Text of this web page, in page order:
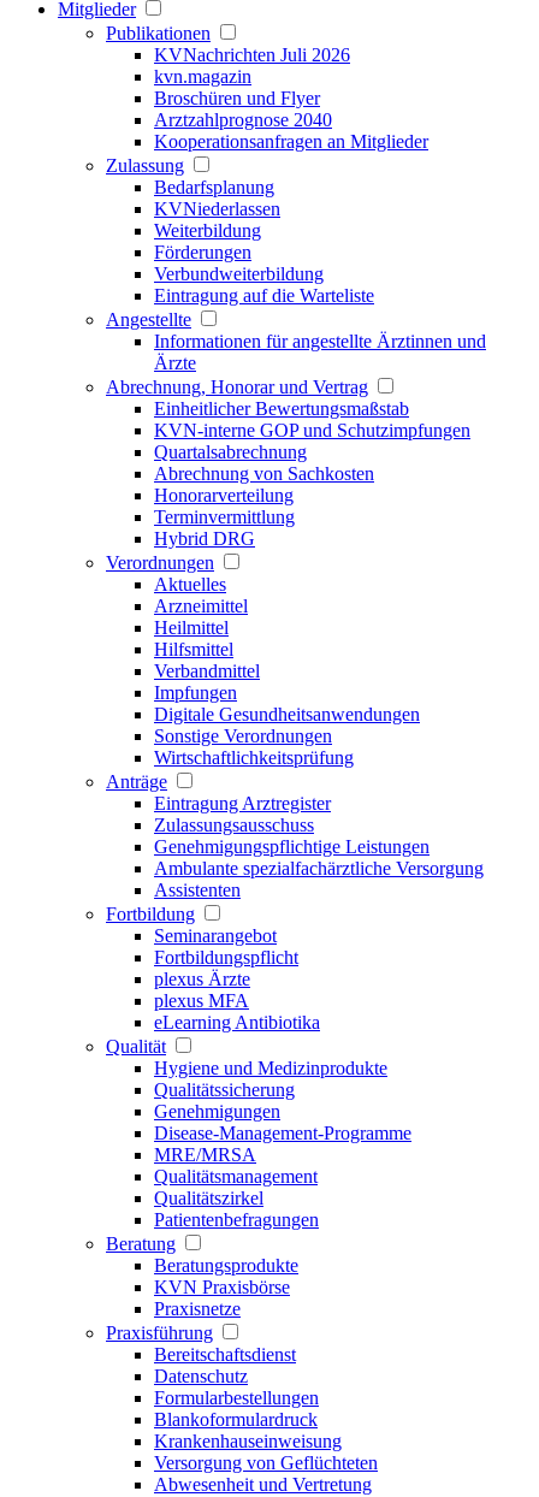
Mitglieder
Publikationen
KVNachrichten Juli 2026
kvn.magazin
Broschüren und Flyer
Arztzahlprognose 2040
Kooperationsanfragen an Mitglieder
Zulassung
Bedarfsplanung
KVNiederlassen
Weiterbildung
Förderungen
Verbundweiterbildung
Eintragung auf die Warteliste
Angestellte
Informationen für angestellte Ärztinnen und
Ärzte
Abrechnung, Honorar und Vertrag
Einheitlicher Bewertungsmaßstab
KVN-interne GOP und Schutzimpfungen
Quartalsabrechnung
Abrechnung von Sachkosten
Honorarverteilung
Terminvermittlung
Hybrid DRG
Verordnungen
Aktuelles
Arzneimittel
Heilmittel
Hilfsmittel
Verbandmittel
Impfungen
Digitale Gesundheitsanwendungen
Sonstige Verordnungen
Wirtschaftlichkeitsprüfung
Anträge
Eintragung Arztregister
Zulassungsausschuss
Genehmigungspflichtige Leistungen
Ambulante spezialfachärztliche Versorgung
Assistenten
Fortbildung
Seminarangebot
Fortbildungspflicht
plexus Ärzte
plexus MFA
eLearning Antibiotika
Qualität
Hygiene und Medizinprodukte
Qualitätssicherung
Genehmigungen
Disease-Management-Programme
MRE/MRSA
Qualitätsmanagement
Qualitätszirkel
Patientenbefragungen
Beratung
Beratungsprodukte
KVN Praxisbörse
Praxisnetze
Praxisführung
Bereitschaftsdienst
Datenschutz
Formularbestellungen
Blankoformulardruck
Krankenhauseinweisung
Versorgung von Geflüchteten
Abwesenheit und Vertretung